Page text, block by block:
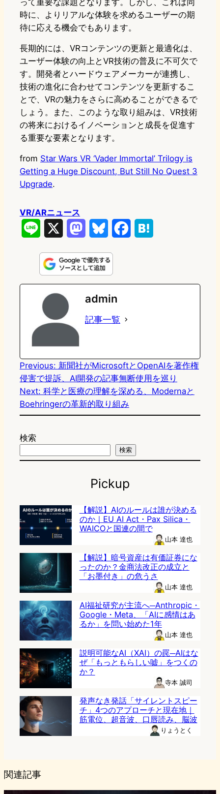
って重要な課題となります。しかし、これは同
時に、よりリアルな体験を求めるユーザーの期
待に応える機会でもあります。
長期的には、VRコンテンツの更新と最適化は、
ユーザー体験の向上とVR技術の普及に不可欠で
す。開発者とハードウェアメーカーが連携し、
技術の進化に合わせてコンテンツを更新するこ
とで、VRの魅力をさらに高めることができるで
しょう。また、このような取り組みは、VR技術
の将来におけるイノベーションと成長を促進す
る重要な要素となります。
from Star Wars VR ‘Vader Immortal’ Trilogy is
Getting a Huge Discount, But Still No Quest 3
Upgrade.
VR/ARニュース
n
e
s
t
o
d
n
u
e
s
k
e
k
e
admin
記事一覧
Previous: 新聞社がMicrosoftとOpenAIを著作権
侵害で提訴、AI開発の記事無断使用を巡り
Next: 科学と医療の理解を深める、Modernaと
Boehringerの革新的取り組み
検索
検索
Pickup
【解説】AIのルールは誰が決める
のか｜EU AI Act・Pax Silica・
WAICOと国連の間で
山本 達也
【解説】暗号資産は有価証券にな
ったのか？金商法改正の成立と
「お墨付き」の危うさ
山本 達也
AI福祉研究が主流へ─Anthropic・
Google・Meta、「AIに感情はあ
るか」を問い始めた1年
山本 達也
説明可能なAI（XAI）の罠─AIはな
ぜ「もっともらしい嘘」をつくの
か？
寺本 誠司
発声なき発話「サイレントスピー
チ」4つのアプローチと現在地｜
筋電位、超音波、口唇読み、脳波
りょうとく
関連記事